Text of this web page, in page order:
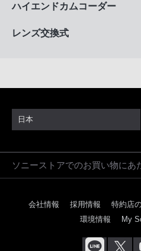
ハイエンドカムコーダー
レンズ交換式
日本
ソニーストアでのお買い物にあ
会社情報 採用情報 特約店
環境情報
My